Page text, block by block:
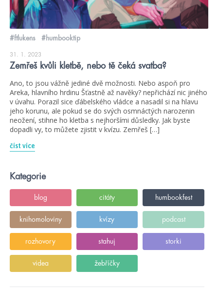
#ftlukens #humbooktip
31. 1. 2023
Zemřeš kvůli kletbě, nebo tě čeká svatba?
Ano, to jsou vážně jediné dvě možnosti. Nebo aspoň pro
Areka, hlavního hrdinu Šťastně až navěky? nepřichází nic jiného
v úvahu. Porazil sice ďábelského vládce a nasadil si na hlavu
jeho korunu, ale pokud se do svých osmnáctých narozenin
neožení, stihne ho kletba s nejhoršími důsledky. Jak byste
dopadli vy, to můžete zjistit v kvízu. Zemřeš […]
číst více
Kategorie
blog citáty humbookfest
knihomoloviny kvízy podcast
rozhovory stahuj storki
videa žebříčky